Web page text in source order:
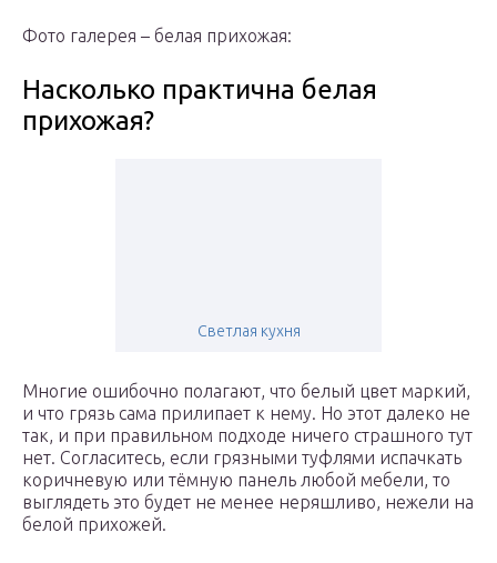
Фото галерея – белая прихожая:
Насколько практична белая
прихожая?
Светлая кухня
Многие ошибочно полагают, что белый цвет маркий,
и что грязь сама прилипает к нему. Но этот далеко не
так, и при правильном подходе ничего страшного тут
нет. Согласитесь, если грязными туфлями испачкать
коричневую или тёмную панель любой мебели, то
выглядеть это будет не менее неряшливо, нежели на
белой прихожей.